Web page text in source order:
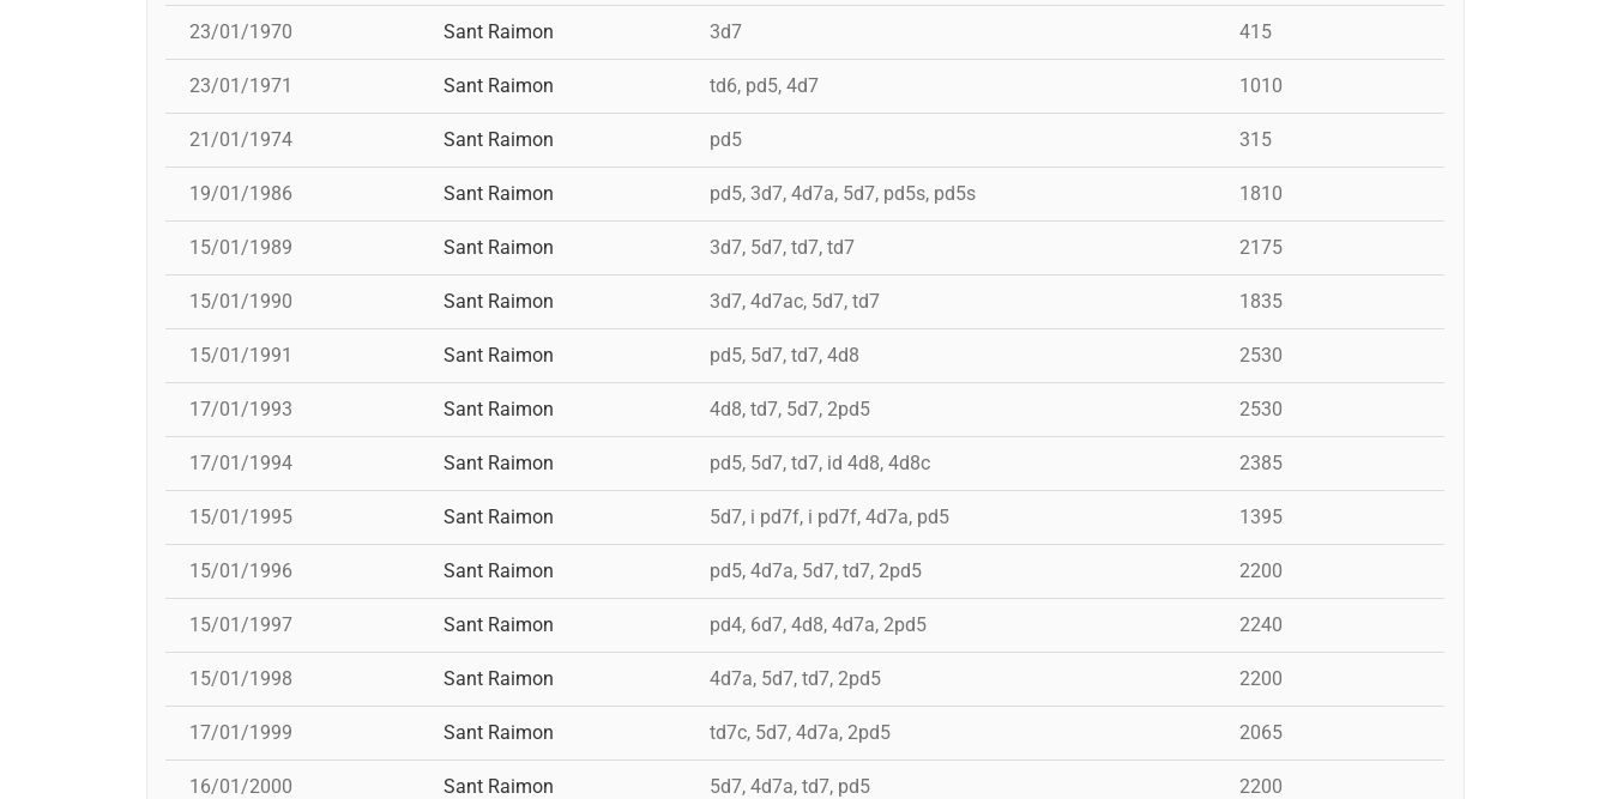
23/01/1970 Sant Raimon 3d7 415
23/01/1971 Sant Raimon td6, pd5, 4d7 1010
21/01/1974 Sant Raimon pd5 315
19/01/1986 Sant Raimon pd5, 3d7, 4d7a, 5d7, pd5s, pd5s 1810
15/01/1989 Sant Raimon 3d7, 5d7, td7, td7 2175
15/01/1990 Sant Raimon 3d7, 4d7ac, 5d7, td7 1835
15/01/1991 Sant Raimon pd5, 5d7, td7, 4d8 2530
17/01/1993 Sant Raimon 4d8, td7, 5d7, 2pd5 2530
17/01/1994 Sant Raimon pd5, 5d7, td7, id 4d8, 4d8c 2385
15/01/1995 Sant Raimon 5d7, i pd7f, i pd7f, 4d7a, pd5 1395
15/01/1996 Sant Raimon pd5, 4d7a, 5d7, td7, 2pd5 2200
15/01/1997 Sant Raimon pd4, 6d7, 4d8, 4d7a, 2pd5 2240
15/01/1998 Sant Raimon 4d7a, 5d7, td7, 2pd5 2200
17/01/1999 Sant Raimon td7c, 5d7, 4d7a, 2pd5 2065
16/01/2000 Sant Raimon 5d7, 4d7a, td7, pd5 2200